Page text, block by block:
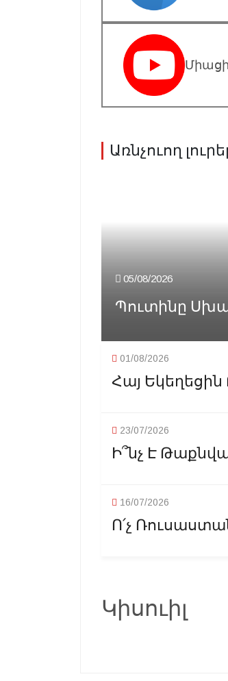
Առնչուող
05/08/2026
Պուտինը
01/08/2026
Հայ Եկեղեցին
23/07/2026
Ի՞նչ Է
16/07/2026
Ո՛չ
Կիսուիլ